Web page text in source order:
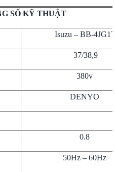
SỐ KỸ THUẬT
Isuzu – BB-
37/38,9
380v
DENYO
0.8
50Hz – 60Hz